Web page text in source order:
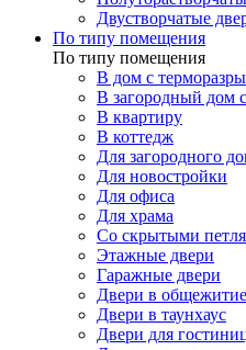
Двустворчатые
По типу помещения
По типу помещения
В дом с
В загородный дом
В квартиру
В коттедж
Для загородного
Для новостройки
Для офиса
Для храма
Со скрытыми
Этажные двери
Гаражные двери
Двери в общежитие
Двери в таунхаус
Двери для